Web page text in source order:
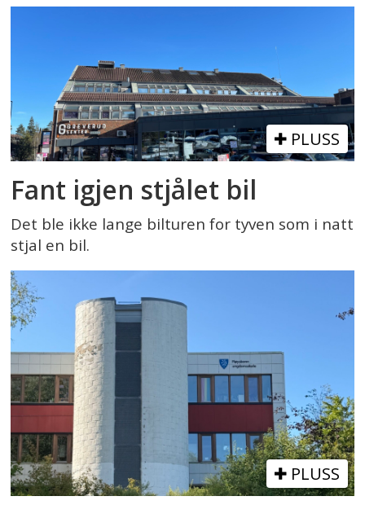
PLUSS
Fant igjen stjålet bil
Det ble ikke lange bilturen for tyven som i natt
stjal en bil.
PLUSS